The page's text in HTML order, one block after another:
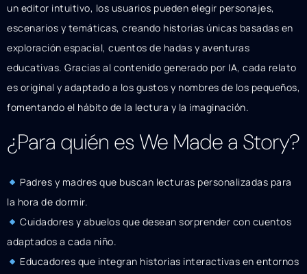
un editor intuitivo, los usuarios pueden elegir personajes,
escenarios y temáticas, creando historias únicas basadas en
exploración espacial, cuentos de hadas y aventuras
educativas. Gracias al contenido generado por IA, cada relato
es original y adaptado a los gustos y nombres de los pequeños,
fomentando el hábito de la lectura y la imaginación.
¿Para quién es We Made a Story?
Padres y madres que buscan lecturas personalizadas para
la hora de dormir.
Cuidadores y abuelos que desean sorprender con cuentos
adaptados a cada niño.
Educadores que integran historias interactivas en entornos